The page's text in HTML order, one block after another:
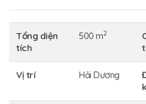
Tổng diện
tích
500 m2
Vị trí Hải Dương